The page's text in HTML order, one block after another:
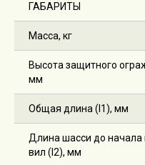
ГАБАРИТЫ
Масса, кг
Высота защитного
мм
Общая длина (l1), мм
Длина шасси до начала
вил (l2), мм